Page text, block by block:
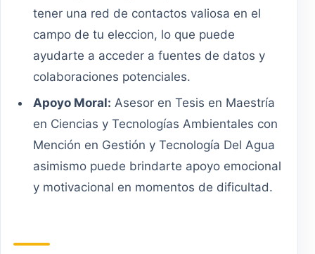
tener una red de contactos valiosa en el
campo de tu eleccion, lo que puede
ayudarte a acceder a fuentes de datos y
colaboraciones potenciales.
Apoyo Moral: Asesor en Tesis en Maestría
en Ciencias y Tecnologías Ambientales con
Mención en Gestión y Tecnología Del Agua
asimismo puede brindarte apoyo emocional
y motivacional en momentos de dificultad.